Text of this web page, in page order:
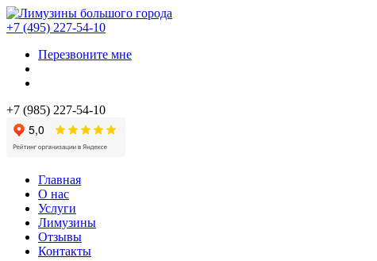
+7 (495) 227-54-10
Перезвоните мне
+7 (985) 227-54-10
Главная
О нас
Услуги
Лимузины
Отзывы
Контакты